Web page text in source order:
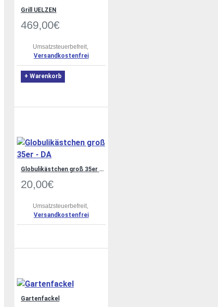
Grill UELZEN
469,00€
Umsatzsteuerbefreit,
Versandkostenfrei
+ Warenkorb
Globulikästchen groß 35er - DA
20,00€
Umsatzsteuerbefreit,
Versandkostenfrei
Gartenfackel